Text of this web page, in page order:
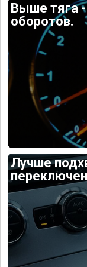
Выше тяга -
оборотов.
Лучше